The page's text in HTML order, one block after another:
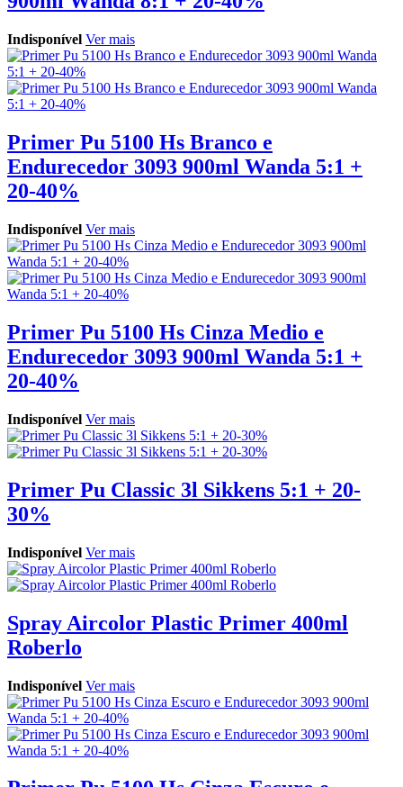
Indisponível Ver mais
Primer Pu 5100 Hs Branco e
Endurecedor 3093 900ml Wanda 5:1 +
20-40%
Indisponível Ver mais
Primer Pu 5100 Hs Cinza Medio e
Endurecedor 3093 900ml Wanda 5:1 +
20-40%
Indisponível Ver mais
Primer Pu Classic 3l Sikkens 5:1 + 20-
30%
Indisponível Ver mais
Spray Aircolor Plastic Primer 400ml
Roberlo
Indisponível Ver mais